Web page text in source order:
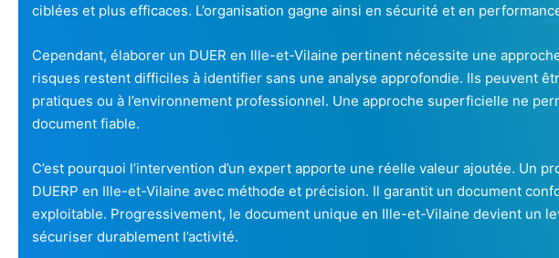
ciblées et plus efficaces. L’organisation gagne ainsi en sécurité et en
Cependant, élaborer un DUER en Ille-et-Vilaine pertinent nécessite une
risques restent difficiles à identifier sans une analyse approfondie. Ils peuvent
pratiques ou à l’environnement professionnel. Une approche superficielle ne
document fiable.
C’est pourquoi l’intervention d’un expert apporte une réelle valeur ajoutée. Un
DUERP en Ille-et-Vilaine avec méthode et précision. Il garantit un document
exploitable. Progressivement, le document unique en Ille-et-Vilaine devient un
sécuriser durablement l’activité.